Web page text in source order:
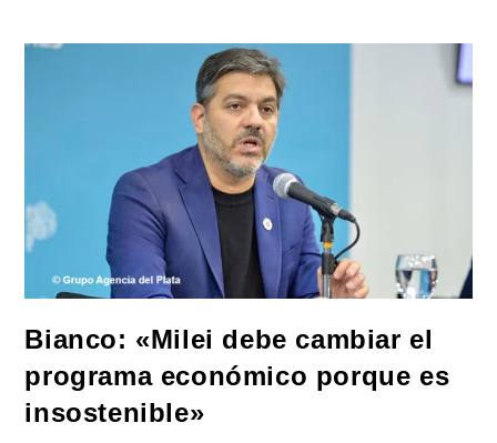
Bianco: «Milei debe cambiar el
programa económico porque es
insostenible»